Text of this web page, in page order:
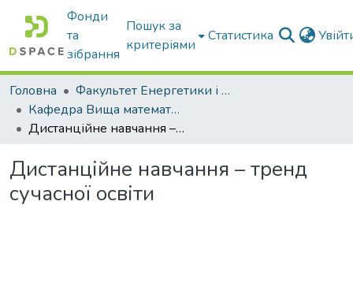
Фонди
та
зібрання
Пошук за
критеріями
Статистика
Головна
Факультет Енергетики і комп'ютерних технологій
Кафедра Вища математика та фізика
Дистанційне навчання – тренд сучасної освіти
Дистанційне навчання – тренд
сучасної освіти